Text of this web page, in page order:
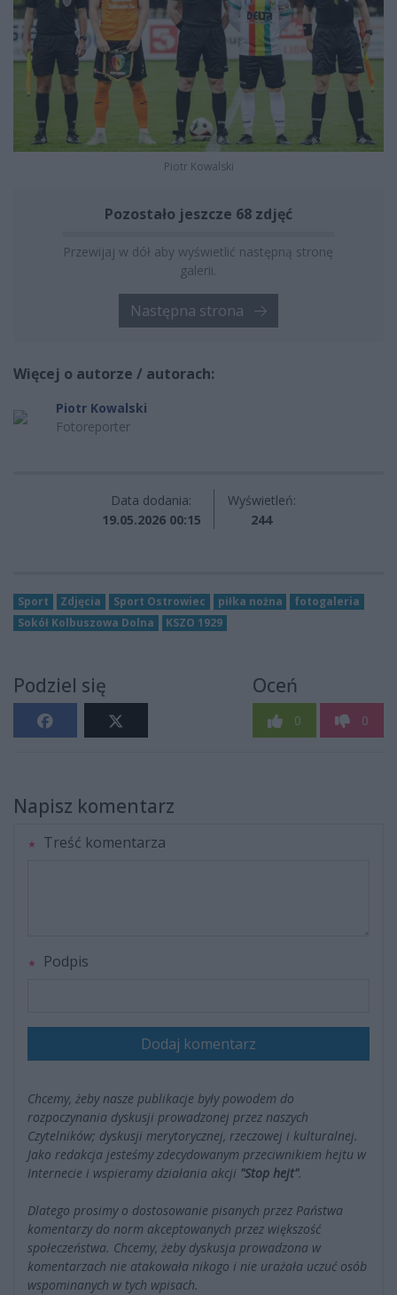
Piotr Kowalski
Pozostało jeszcze 68 zdjęć
Przewijaj w dół aby wyświetlić następną stronę
galerii.
Następna strona
Więcej o autorze / autorach:
Piotr Kowalski
Fotoreporter
Data dodania:
19.05.2026 00:15
Wyświetleń:
244
Sport Zdjęcia Sport Ostrowiec piłka nożna
fotogaleria
Sokół Kolbuszowa Dolna
KSZO 1929
Podziel się Oceń
0 0
Napisz komentarz
Treść komentarza
Podpis
Dodaj komentarz
Chcemy, żeby nasze publikacje były powodem do
rozpoczynania dyskusji prowadzonej przez naszych
Czytelników; dyskusji merytorycznej, rzeczowej i kulturalnej.
Jako redakcja jesteśmy zdecydowanym przeciwnikiem hejtu w
Internecie i wspieramy działania akcji "Stop hejt".
Dlatego prosimy o dostosowanie pisanych przez Państwa
komentarzy do norm akceptowanych przez większość
społeczeństwa. Chcemy, żeby dyskusja prowadzona w
komentarzach nie atakowała nikogo i nie urażała uczuć osób
wspominanych w tych wpisach.